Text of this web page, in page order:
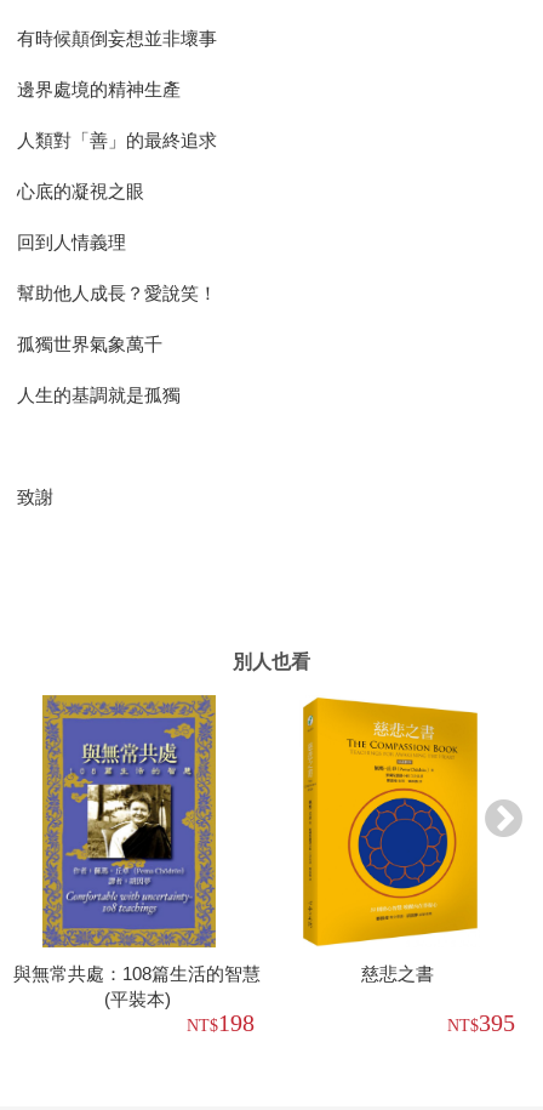
有時候顛倒妄想並非壞事
邊界處境的精神生產
人類對「善」的最終追求
心底的凝視之眼
回到人情義理
幫助他人成長？愛說笑！
孤獨世界氣象萬千
人生的基調就是孤獨
致謝
別人也看
與無常共處：108篇生活的智慧
(平裝本)
198
慈悲之書
395